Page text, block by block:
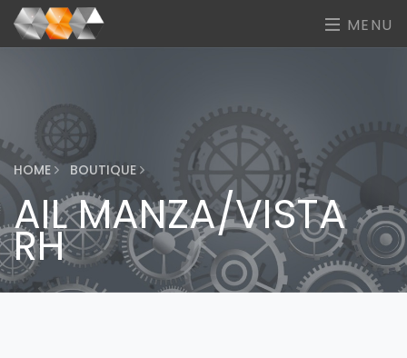
MENU
HOME BOUTIQUE
AIL MANZA/VISTA
RH